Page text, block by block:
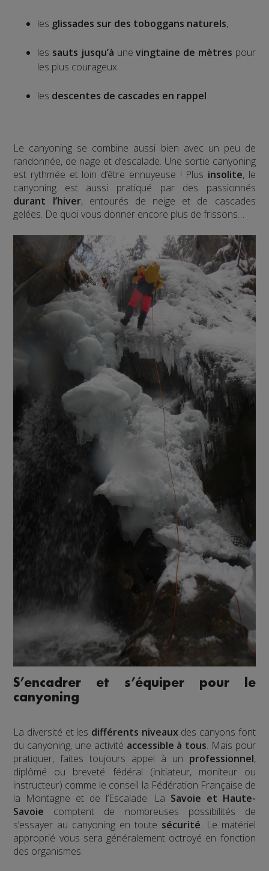
les glissades sur des toboggans naturels,
les sauts jusqu’à unevingtaine de mètres pour
les plus courageux
les descentes de cascades en rappel
Le canyoning se combine aussi bien avec un peu de
randonnée, de nage et d’escalade. Une sortie canyoning
est rythmée et loin d’être ennuyeuse ! Plus insolite, le
canyoning est aussi pratiqué par des passionnés
durant l’hiver, entourés de neige et de cascades
gelées. De quoi vous donner encore plus de frissons…
S’encadrer et s’équiper pour le
canyoning
La diversité et les différents niveauxdes canyons font
du canyoning, une activité accessible à tous. Mais pour
pratiquer, faites toujours appel à un professionnel,
diplômé ou breveté fédéral (initiateur, moniteur ou
instructeur) comme le conseil la Fédération Française de
la Montagne et de l’Escalade. La Savoie et Haute-
Savoie comptent de nombreuses possibilités de
s’essayer au canyoning en toute sécurité. Le matériel
approprié vous sera généralement octroyé en fonction
des organismes.